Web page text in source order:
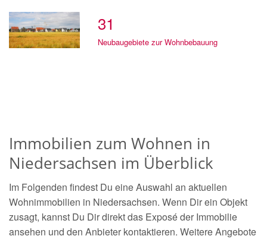
31
Neubaugebiete zur Wohnbebauung
Immobilien zum Wohnen in
Niedersachsen im Überblick
Im Folgenden findest Du eine Auswahl an aktuellen
Wohnimmobilien in Niedersachsen. Wenn Dir ein Objekt
zusagt, kannst Du Dir direkt das Exposé der Immobilie
ansehen und den Anbieter kontaktieren. Weitere Angebote